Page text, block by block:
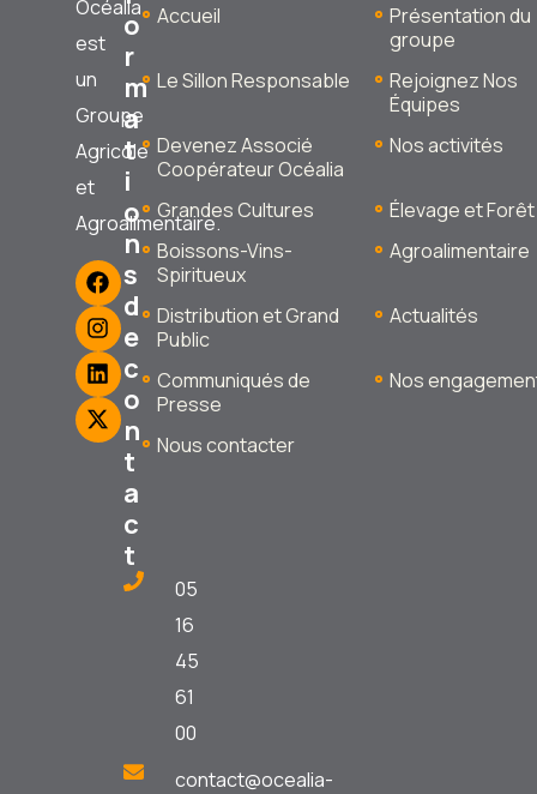
Océalia
est
un
Groupe
Agricole
et
Agroalimentaire.
o
r
m
a
t
i
o
n
s
d
e
c
o
n
t
a
c
t
05
16
45
61
00
contact@ocealia-
Accueil
Présentation du
groupe
Le Sillon Responsable
Rejoignez Nos
Équipes
Devenez Associé
Coopérateur Océalia
Nos activités
Grandes Cultures
Élevage et Forêt
Boissons-Vins-
Spiritueux
Agroalimentaire
Distribution et Grand
Public
Actualités
Communiqués de
Presse
Nos
Nous contacter